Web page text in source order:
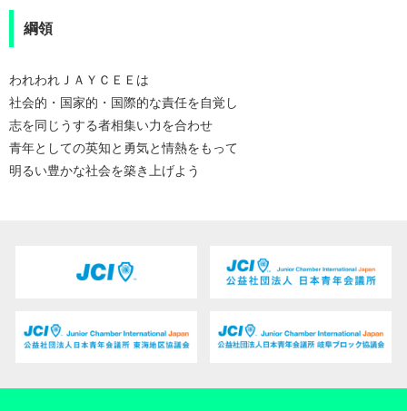
綱領
われわれＪＡＹＣＥＥは
社会的・国家的・国際的な責任を自覚し
志を同じうする者相集い力を合わせ
青年としての英知と勇気と情熱をもって
明るい豊かな社会を築き上げよう